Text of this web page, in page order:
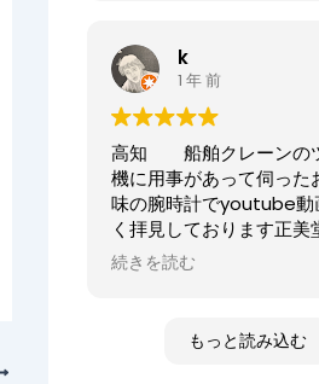
ル等、永くお付き合いい
すと幸いです。
どうぞよろしくお願いい
す。
正美堂時計店スタッフ
この度は数ある時計店の
店へご来店いただき誠に
うございました。
また、嬉しいまで、誠に
ただきありがとうござい
大切な時計選びにお立ち
てとても嬉しかったです
またベルトのサイズが合
k
1 年 前
高知 船舶クレーンの
機に用事があって伺っ
味の腕時計でyoutube動
く拝見しております正美
へ 冷やかしで伺ってし
た ゴメンなさい 小心者
な時間でした
高知 あと何回伺う事が
続きを読む
もっと読み込む